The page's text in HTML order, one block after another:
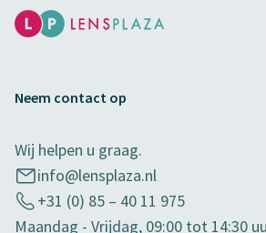
Neem contact op
Wij helpen u graag.
info@lensplaza.nl
+31 (0) 85 – 40 11 975
Maandag - Vrijdag, 09:00 tot 14:30